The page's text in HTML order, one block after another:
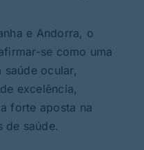
e Andorra, o
se como uma
saúde ocular,
excelência,
forte aposta na
de saúde.